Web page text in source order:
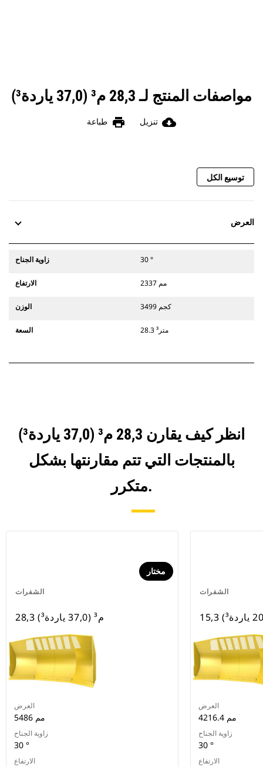
مواصفات المنتج لـ 28,3 م³ (37,0 ياردة³)
cloud_download تنزيل print طباعة
توسيع الكل
العرض
زاوية الجناح 30 °
الارتفاع 2337 مم
الوزن 3499 كجم
السعة 28.3 متر³
انظر كيف يقارن 28,3 م³ (37,0 ياردة³)
بالمنتجات التي تتم مقارنتها بشكل
متكرر.
الشفرات
مختار
28,3 م³ (37,0 ياردة³)
العرض
5486 مم
زاوية الجناح
30 °
الارتفاع
الشفرات
العرض
4216.4 مم
زاوية الجناح
30 °
الارتفاع